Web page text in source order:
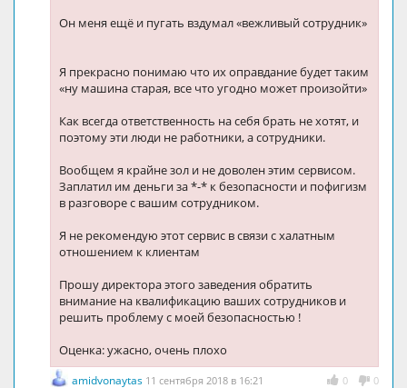
Он меня ещё и пугать вздумал «вежливый сотрудник»
Я прекрасно понимаю что их оправдание будет таким
«ну машина старая, все что угодно может произойти»
Как всегда ответственность на себя брать не хотят, и
поэтому эти люди не работники, а сотрудники.
Вообщем я крайне зол и не доволен этим сервисом.
Заплатил им деньги за *-* к безопасности и пофигизм
в разговоре с вашим сотрудником.
Я не рекомендую этот сервис в связи с халатным
отношением к клиентам
Прошу директора этого заведения обратить
внимание на квалификацию ваших сотрудников и
решить проблему с моей безопасностью !
Оценка: ужасно, очень плохо
0 0
amidvonaytas 11 сентября 2018 в 16:21